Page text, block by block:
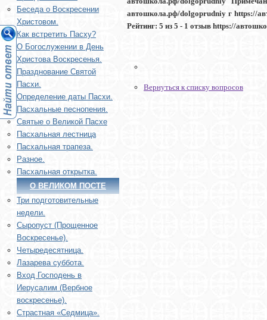
Беседа о Воскресении
Христовом.
Как встретить Пасху?
О Богослужении в День
Христова Воскресенья.
Празднование Святой
Пасхи.
Определение даты Пасхи.
Пасхальные песнопения.
Святые о Великой Пасхе
Пасхальная лестница
Пасхальная трапеза.
Разное.
Пасхальная открытка.
О ВЕЛИКОМ ПОСТЕ
Три подготовительные
недели.
Сыропуст (Прощенное
Воскресенье).
Четыредесятница.
Лазарева суббота.
Вход Господень в
Иерусалим (Вербное
воскресенье).
Страстная «Седмица».
автошкола.рф/dolgoprudniy г https://
Рейтинг: 5 из 5 - 1 отзыв https://
Вернуться к списку вопросов